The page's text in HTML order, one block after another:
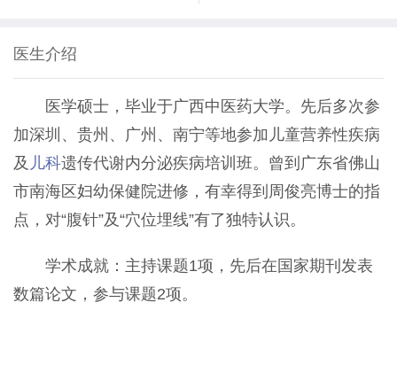
医生介绍
医学硕士，毕业于广西中医药大学。先后多次参
加深圳、贵州、广州、南宁等地参加儿童营养性疾病
及 儿科遗传代谢内分泌疾病培训班。曾到广东省佛山
市南海区妇幼保健院进修，有幸得到周俊亮博士的指
点，对“腹针”及“穴位埋线”有了独特认识。
学术成就：主持课题1项，先后在国家期刊发表
数篇论文，参与课题2项。